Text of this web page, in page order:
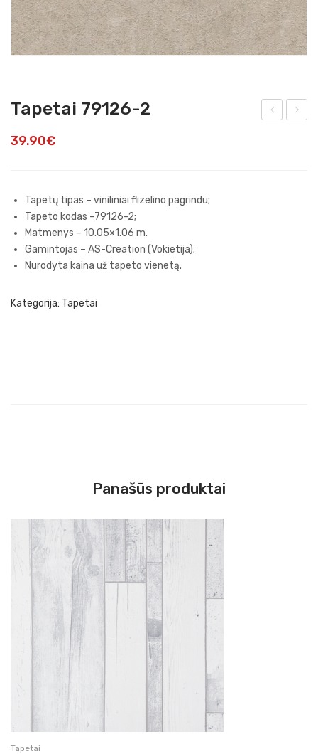
Tapetai 79126-2
39.90€
Tapetų tipas – viniliniai flizelino pagrindu;
Tapeto kodas –79126-2;
Matmenys – 10.05×1.06 m.
Gamintojas – AS-Creation (Vokietija);
Nurodyta kaina už tapeto vienetą.
Kategorija: Tapetai
Panašūs produktai
Tapetai